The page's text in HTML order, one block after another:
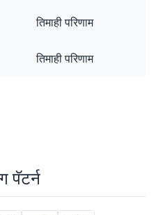
तिमाही परिणाम
तिमाही परिणाम
पॅटर्न